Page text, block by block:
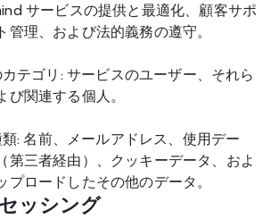
サービスの提供と最適化、顧客サポ
管理、および法的義務の遵守。
テゴリ: サービスのユーザー、それら
び関連する個人。
: 名前、メールアドレス、使用デー
第三者経由）、クッキーデータ、およ
プロードしたその他のデータ。
ッシング